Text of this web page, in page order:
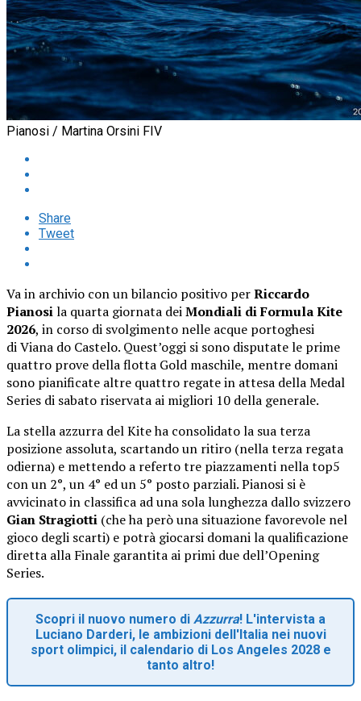
Pianosi / Martina Orsini FIV
Share
Tweet
Va in archivio con un bilancio positivo perRiccardo
Pianosila quarta giornata deiMondiali di Formula Kite
2026, in corso di svolgimento nelle acque portoghesi
di Viana do Castelo. Quest’oggi si sono disputate le prime
quattro prove della flotta Gold maschile, mentre domani
sono pianificate altre quattro regate in attesa della Medal
Series di sabato riservata ai migliori 10 della generale.
La stella azzurra del Kite ha consolidato la sua terza
posizione assoluta, scartando un ritiro (nella terza regata
odierna) e mettendo a referto tre piazzamenti nella top5
con un 2°, un 4° ed un 5° posto parziali. Pianosi si è
avvicinato in classifica ad una sola lunghezza dallo svizzero
Gian Stragiotti (che ha però una situazione favorevole nel
gioco degli scarti) e potrà giocarsi domani la qualificazione
diretta alla Finale garantita ai primi due dell’Opening
Series.
Scopri il nuovo numero di Azzurra! L'intervista a
Luciano Darderi, le ambizioni dell'Italia nei nuovi
sport olimpici, il calendario di Los Angeles 2028 e
tanto altro!